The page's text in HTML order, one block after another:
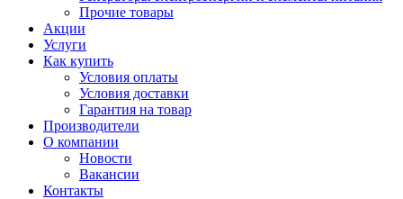
Прочие товары
Акции
Услуги
Как купить
Условия оплаты
Условия доставки
Гарантия на товар
Производители
О компании
Новости
Вакансии
Контакты